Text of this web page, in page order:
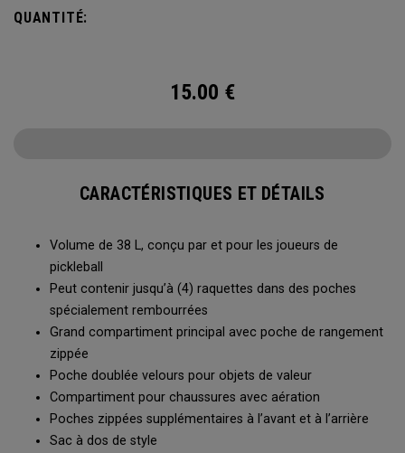
QUANTITÉ:
15.00 €
CARACTÉRISTIQUES ET DÉTAILS
Volume de 38 L, conçu par et pour les joueurs de
pickleball
Peut contenir jusqu’à (4) raquettes dans des poches
spécialement rembourrées
Grand compartiment principal avec poche de rangement
zippée
Poche doublée velours pour objets de valeur
Compartiment pour chaussures avec aération
Poches zippées supplémentaires à l’avant et à l’arrière
Sac à dos de style